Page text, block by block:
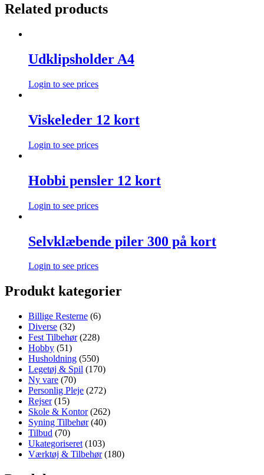
Related products
Udklipsholder A4
Login to see prices
Viskeleder 12 kort
Login to see prices
Hobbi pensler 12 kort
Login to see prices
Selvklæbende piler 300 på kort
Login to see prices
Produkt kategorier
Billige Resterne (6)
Diverse (32)
Fest Tilbehør (228)
Hobby (51)
Husholdning (550)
Legetøj & Spil (170)
Ny vare (70)
Personlig Pleje (272)
Rejser (15)
Skole & Kontor (262)
Syning Tilbehør (40)
Tilbud (70)
Ukategoriseret (103)
Værktøj & Tilbehør (180)